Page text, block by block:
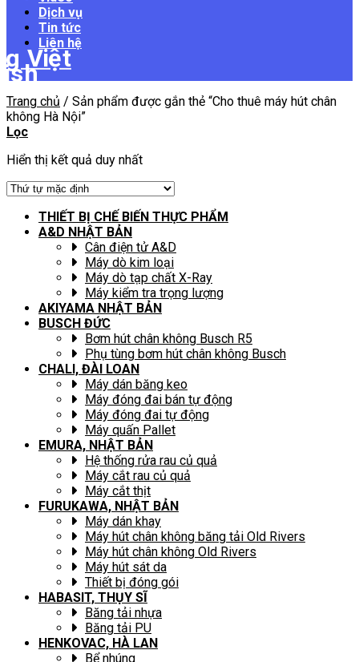
Dịch vụ
Tin tức
Liên hệ
Trang chủ / Sản phẩm được gắn thẻ “Cho thuê máy hút chân
không Hà Nội”
Lọc
Hiển thị kết quả duy nhất
THIẾT BỊ CHẾ BIẾN THỰC PHẨM
A&D NHẬT BẢN
Cân điện tử A&D
Máy dò kim loại
Máy dò tạp chất X-Ray
Máy kiểm tra trọng lượng
AKIYAMA NHẬT BẢN
BUSCH ĐỨC
Bơm hút chân không Busch R5
Phụ tùng bơm hút chân không Busch
CHALI, ĐÀI LOAN
Máy dán băng keo
Máy đóng đai bán tự động
Máy đóng đai tự động
Máy quấn Pallet
EMURA, NHẬT BẢN
Hệ thống rửa rau củ quả
Máy cắt rau củ quả
Máy cắt thịt
FURUKAWA, NHẬT BẢN
Máy dán khay
Máy hút chân không băng tải Old Rivers
Máy hút chân không Old Rivers
Máy hút sát da
Thiết bị đóng gói
HABASIT, THỤY SĨ
Băng tải nhựa
Băng tải PU
HENKOVAC, HÀ LAN
Bể nhúng